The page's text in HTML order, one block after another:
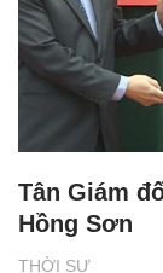
THỜI SỰ
Tân Giám
Hồng Sơn